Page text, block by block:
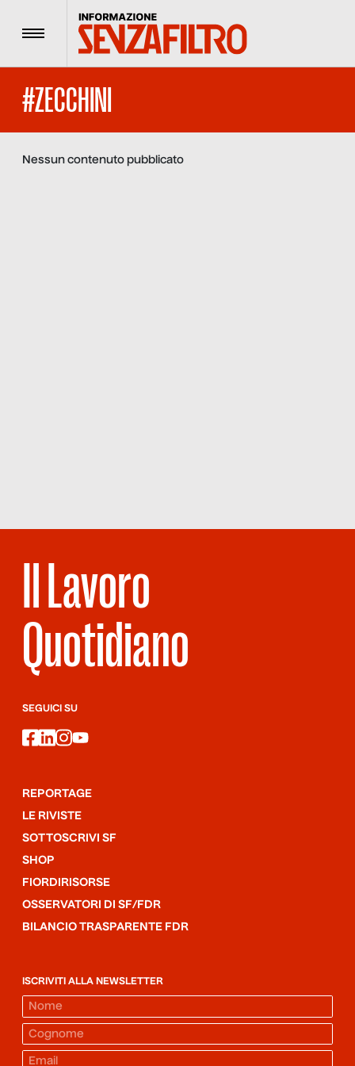
Menu
#ZECCHINI
Nessun contenuto pubblicato
Il Lavoro
Quotidiano
SEGUICI SU
facebook
linkedin
instagram
youtube
REPORTAGE
LE RIVISTE
SOTTOSCRIVI SF
SHOP
FIORDIRISORSE
OSSERVATORI DI SF/FDR
BILANCIO TRASPARENTE FDR
ISCRIVITI ALLA NEWSLETTER